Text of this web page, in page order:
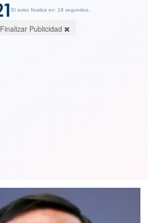
El aviso finaliza en: 18 segundos.
Finalizar Publicidad